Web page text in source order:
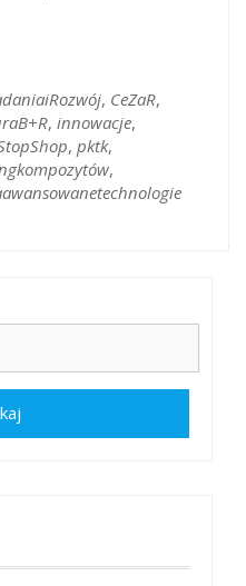
, CeZaR,
, innowacje,
, pktk,
,